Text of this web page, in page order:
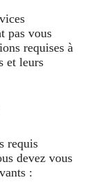
pas vous
requises à
et leurs
requis
devez vous
: